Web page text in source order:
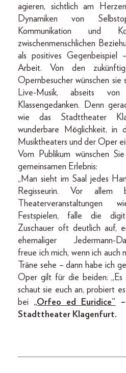
agieren, sichtlich am
Dynamiken von
Kommunikation und
zwischenmenschlichen
als positives
Arbeit. Von den
Opernbesucher wünschen sie
Live-Musik, abseits von
Klassengedanken. Denn
wie das Stadttheater
wunderbare Möglichkeit, in
Musiktheaters und der Oper
Vom Publikum wünschen
gemeinsamen Erlebnis:
„Man sieht im Saal jedes
Regisseurin. Vor allem
Festspielen, falle die
Zuschauer oft deutlich auf,
ehemaliger Jedermann-
freue ich mich, wenn ich auch
Träne sehe – dann habe ich
Oper gilt für die beiden: „Es
schaut sie euch an, probiert
bei „Orfeo ed Euridice“
Stadttheater Klagenfurt.